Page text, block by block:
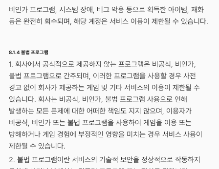
비인가 프로그램, 시스템 장애, 버그 악용 등으로 획득한 아이템, 재화
등은 완전히 회수되며, 해당 계정은 서비스 이용이 제한될 수 있습니다.
8.1.4 불법 프로그램
1. 회사에서 공식적으로 제공하지 않는 프로그램은 비공식, 비인가,
불법 프로그램으로 간주되며, 이러한 프로그램을 사용할 경우 사전
경고 없이 회사가 제공하는 게임 및 기타 서비스의 이용이 제한될 수
있습니다. 회사는 비공식, 비인가, 불법 프로그램 사용으로 인해
발생하는 모든 문제에 대한 어떠한 책임도 지지 않으며, 이용자가
비공식, 비인가 또는 불법 프로그램을 사용하여 게임을 이용 또는
방해하거나 게임 경험에 부정적인 영향을 미치는 경우 서비스 사용이
제한될 수 있습니다.
2. 불법 프로그램이란 서비스의 기술적 보안을 정상적으로 작동하지